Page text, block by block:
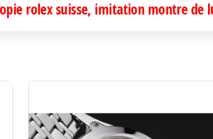
rolex suisse, imitation montre de